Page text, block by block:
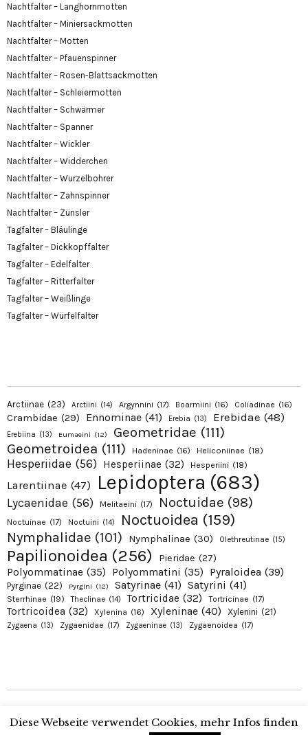
Nachtfalter – Langhornmotten
Nachtfalter – Miniersackmotten
Nachtfalter – Motten
Nachtfalter – Pfauenspinner
Nachtfalter – Rosen-Blattsackmotten
Nachtfalter – Schleiermotten
Nachtfalter – Schwärmer
Nachtfalter – Spanner
Nachtfalter – Wickler
Nachtfalter – Widderchen
Nachtfalter – Wurzelbohrer
Nachtfalter – Zahnspinner
Nachtfalter – Zünsler
Tagfalter – Bläulinge
Tagfalter – Dickkopffalter
Tagfalter – Edelfalter
Tagfalter – Ritterfalter
Tagfalter – Weißlinge
Tagfalter – Würfelfalter
Arctiinae (23) Arctiini (14) Argynnini (17) Boarmiini (16) Coliadinae (16)
Crambidae (29) Ennominae (41) Erebia (13) Erebidae (48)
Erebiina (13) Eumaeini (12) Geometridae (111)
Geometroidea (111) Hadeninae (16) Heliconiinae (18)
Hesperiidae (56) Hesperiinae (32) Hesperiini (18)
Larentiinae (47) Lepidoptera (683)
Lycaenidae (56) Melitaeini (17) Noctuidae (98)
Noctuinae (17) Noctuini (14) Noctuoidea (159)
Nymphalidae (101) Nymphalinae (30) Olethreutinae (15)
Papilionoidea (256) Pieridae (27)
Polyommatinae (35) Polyommatini (35) Pyraloidea (39)
Pyrginae (22) Pyrgini (12) Satyrinae (41) Satyrini (41)
Sterrhinae (19) Theclinae (14) Tortricidae (32) Tortricinae (17)
Tortricoidea (32) Xylenina (16) Xyleninae (40) Xylenini (21)
Zygaena (13) Zygaenidae (17) Zygaeninae (13) Zygaenoidea (17)
Copyright © 2026 Alexanders Schmetterlinge. Proudly presented by Alexander
Ohr
Diese Webseite verwendet Cookies, mehr Infos finden